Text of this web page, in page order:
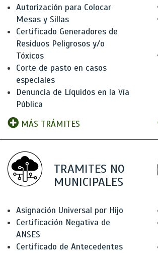
Autorización para Colocar
Mesas y Sillas
Certificado Generadores de
Residuos Peligrosos y/o
Tóxicos
Corte de pasto en casos
especiales
Denuncia de Líquidos en la Vía
Pública
MÁS TRÁMITES
TRAMITES NO
MUNICIPALES
Asignación Universal por Hijo
Certificación Negativa de
ANSES
Certificado de Antecedentes